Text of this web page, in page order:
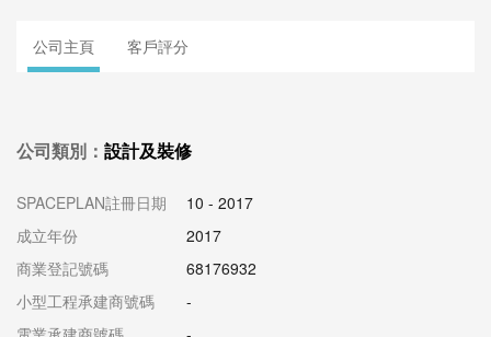
公司主頁 客戶評分
公司類別： 設計及裝修
SPACEPLAN註冊日期
10 - 2017
成立年份
2017
商業登記號碼
68176932
小型工程承建商號碼
-